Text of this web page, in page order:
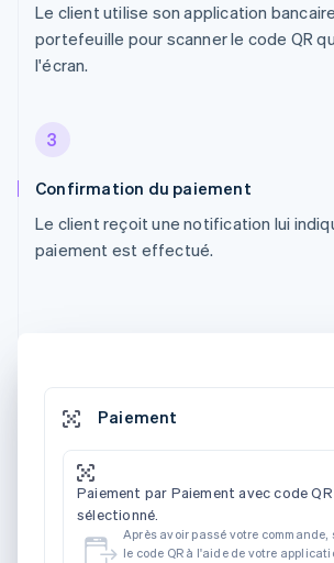
Le client utilise son application
portefeuille pour scanner le code QR
l'écran.
3
Confirmation du paiement
Le client reçoit une notification lui
paiement est effectué.
Paiement
Paiement par Paiement avec code QR
sélectionné.
Après avoir passé votre commande,
le code QR à l'aide de votre